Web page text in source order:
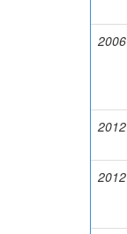
2006
2012
2012